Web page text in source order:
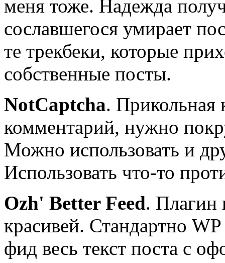
меня тоже. Надежда
сославшегося умирает
те трекбеки, которые
собственные посты.
NotCaptcha. Прикольная
комментарий, нужно
Можно использовать и
Использовать что-то
Ozh' Better Feed. Плагин
красивей. Стандартно
фид весь текст поста с